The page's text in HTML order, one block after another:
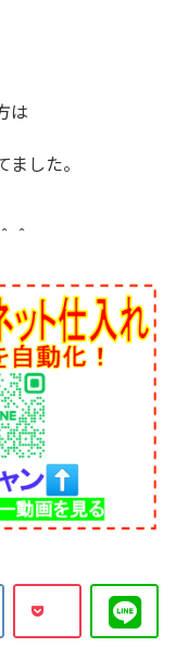
は
した。
＾